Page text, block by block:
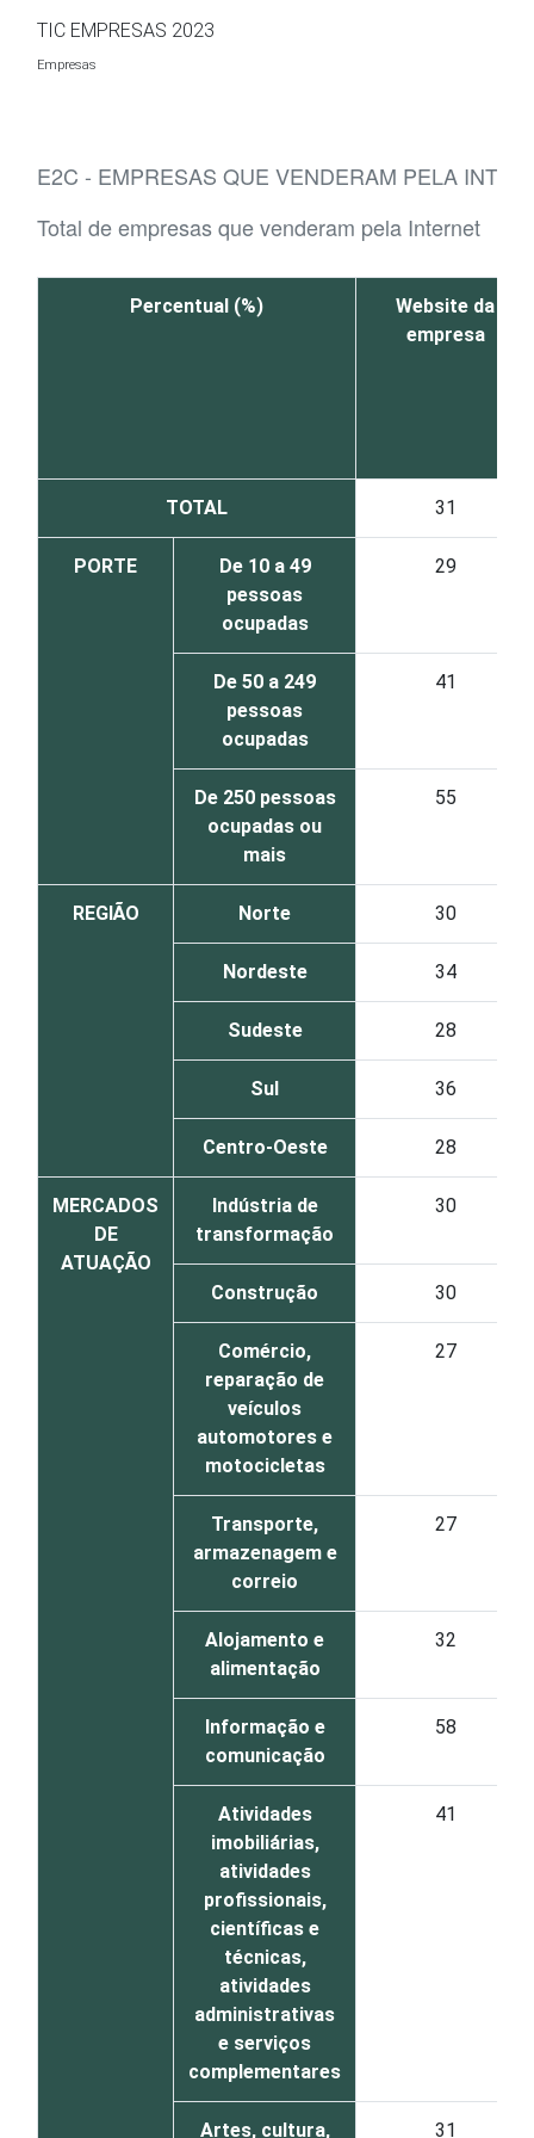
TIC EMPRESAS 2023
Empresas
E2C - EMPRESAS QUE VENDERAM PELA
Total de empresas que venderam pela Internet
Percentual (%)
Website da
empresa
TOTAL 31
PORTE
De 10 a 49
pessoas
ocupadas
29
De 50 a 249
pessoas
ocupadas
41
De 250 pessoas
ocupadas ou
mais
55
REGIÃO Norte 30
Nordeste 34
Sudeste 28
Sul 36
Centro-Oeste 28
MERCADOS
DE
ATUAÇÃO
Indústria de
transformação
30
Construção 30
Comércio,
reparação de
veículos
automotores e
motocicletas
27
Transporte,
armazenagem e
correio
27
Alojamento e
alimentação
32
Informação e
comunicação
58
Atividades
imobiliárias,
atividades
profissionais,
científicas e
técnicas,
atividades
administrativas
e serviços
complementares
41
Artes, cultura, 31